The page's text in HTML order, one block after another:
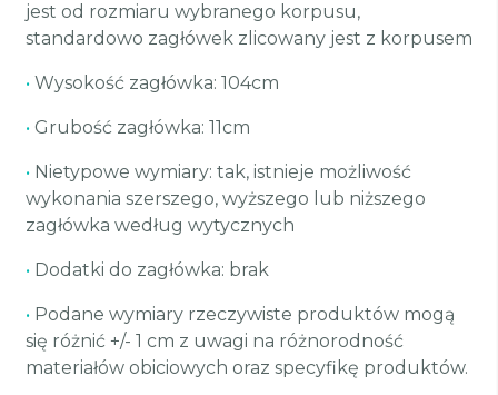
jest od rozmiaru wybranego korpusu,
standardowo zagłówek zlicowany jest z korpusem
• Wysokość zagłówka: 104cm
• Grubość zagłówka: 11cm
• Nietypowe wymiary: tak, istnieje możliwość
wykonania szerszego, wyższego lub niższego
zagłówka według wytycznych
• Dodatki do zagłówka: brak
• Podane wymiary rzeczywiste produktów mogą
się różnić +/- 1 cm z uwagi na różnorodność
materiałów obiciowych oraz specyfikę produktów.